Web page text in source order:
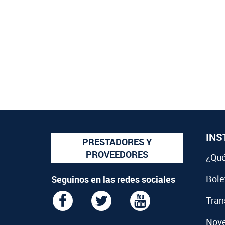
PRESTADORES Y
PROVEEDORES
Seguinos en las redes sociales